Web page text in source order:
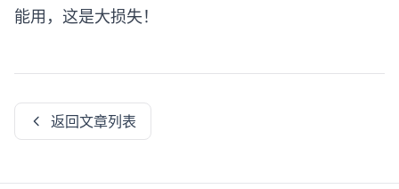
能用，这是大损失！
返回文章列表